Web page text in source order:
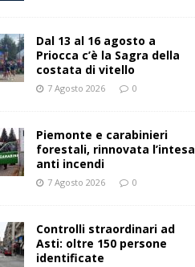
Dal 13 al 16 agosto a
Priocca c’è la Sagra della
costata di vitello
7 Agosto 2026 0
Piemonte e carabinieri
forestali, rinnovata l’intesa
anti incendi
7 Agosto 2026 0
Controlli straordinari ad
Asti: oltre 150 persone
identificate